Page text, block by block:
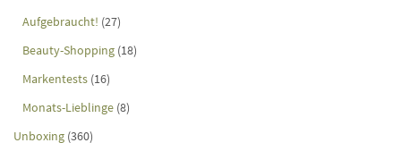
Aufgebraucht! (27)
Beauty-Shopping (18)
Markentests (16)
Monats-Lieblinge (8)
Unboxing (360)